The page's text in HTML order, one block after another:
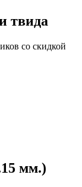
твида
со скидкой
мм.)